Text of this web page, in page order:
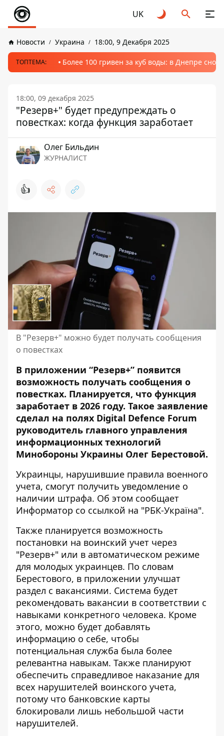
UK
Новости Украина 18:00, 9 Декабря 2025
ТОПТЕМА: Более 100 гривен за куб воды: в Днепре
18:00, 09 декабря 2025
"Резерв+" будет предупреждать о
повестках: когда функция заработает
Олег Бильдин
ЖУРНАЛИСТ
👍
В "Резерв+" можно будет получать сообщения
о повестках
В приложении “Резерв+” появится
возможность получать сообщения о
повестках. Планируется, что функция
заработает в 2026 году. Такое заявление
сделал на полях Digital Defence Forum
руководитель главного управления
информационных технологий
Минобороны Украины Олег Берестовой.
Украинцы, нарушившие правила военного
учета, смогут получить уведомление о
наличии штрафа. Об этом сообщает
Информатор со ссылкой на "РБК-Україна".
Также планируется возможность
постановки на воинский учет через
"Резерв+" или в автоматическом режиме
для молодых украинцев. По словам
Берестового, в приложении улучшат
раздел с вакансиями. Система будет
рекомендовать вакансии в соответствии с
навыками конкретного человека. Кроме
этого, можно будет добавлять
информацию о себе, чтобы
потенциальная служба была более
релевантна навыкам. Также планируют
обеспечить справедливое наказание для
всех нарушителей воинского учета,
потому что банковские карты
блокировали лишь небольшой части
нарушителей.